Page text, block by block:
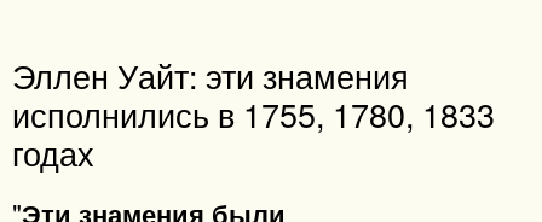
Эллен Уайт: эти знамения
исполнились в 1755, 1780, 1833
годах
"Эти знамения были